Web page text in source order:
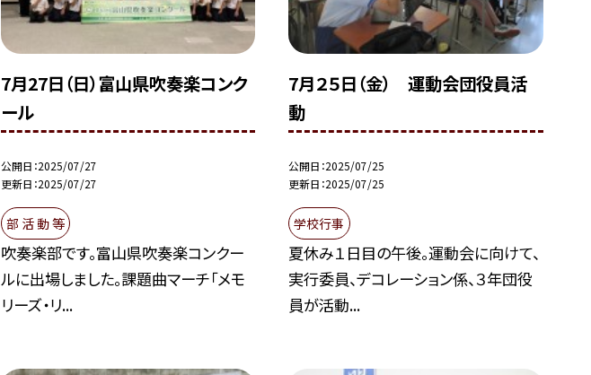
7月27日（日）富山県吹奏楽コンク
ール
公開日 2025/07/27
更新日 2025/07/27
部 活 動 等
吹奏楽部です。富山県吹奏楽コンクー
ルに出場しました。課題曲マーチ「メモ
リーズ・リ...
7月２５日（金） 運動会団役員活
動
公開日 2025/07/25
更新日 2025/07/25
学校行事
夏休み１日目の午後。運動会に向けて、
実行委員、デコレーション係、３年団役
員が活動...